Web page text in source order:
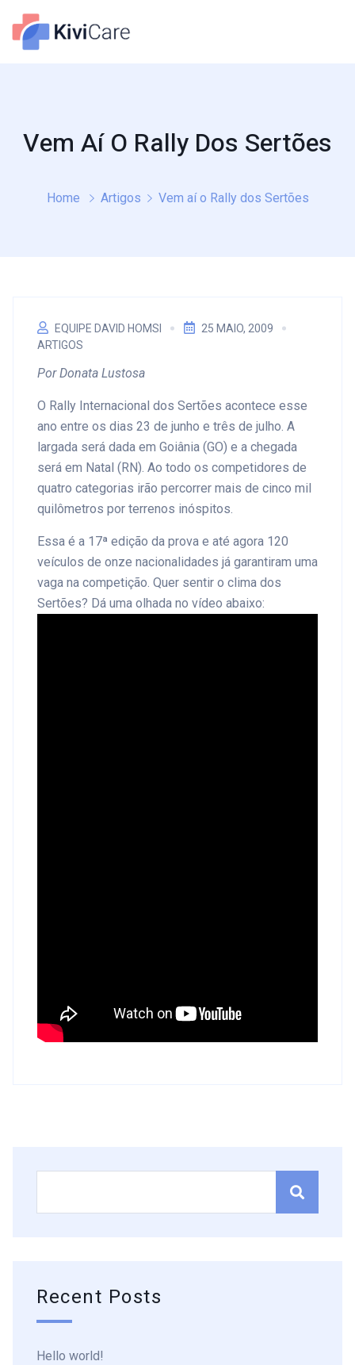
Vem Aí O Rally Dos Sertões
Home Artigos Vem aí o Rally dos Sertões
EQUIPE DAVID HOMSI
25 MAIO, 2009
ARTIGOS
Por Donata Lustosa
O Rally Internacional dos Sertões acontece esse
ano entre os dias 23 de junho e três de julho. A
largada será dada em Goiânia (GO) e a chegada
será em Natal (RN). Ao todo os competidores de
quatro categorias irão percorrer mais de cinco mil
quilômetros por terrenos inóspitos.
Essa é a 17ª edição da prova e até agora 120
veículos de onze nacionalidades já garantiram uma
vaga na competição. Quer sentir o clima dos
Sertões? Dá uma olhada no vídeo abaixo:
Recent Posts
Hello world!